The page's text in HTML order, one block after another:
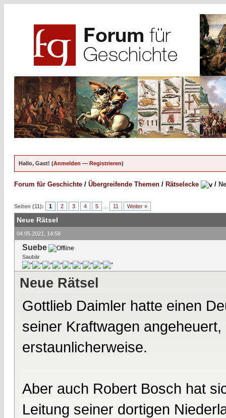
Hallo, Gast! (Anmelden — Registrieren)
Forum für Geschichte / Übergreifende Themen / Rätselecke /
Seiten (11): 1 2 3 4 5 11 Weiter »
Neue Rätsel
04.05.2021, 14:58
Suebe
Saubär
Neue Rätsel
Gottlieb Daimler hatte einen
seiner Kraftwagen
erstaunlicherweise.
Aber auch Robert Bosch hat
Leitung seiner dortigen